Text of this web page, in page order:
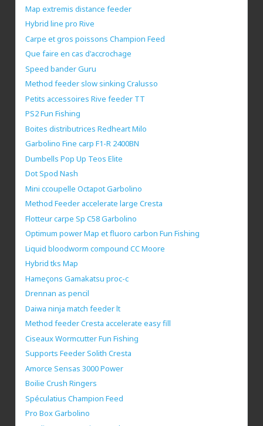
Map extremis distance feeder
Hybrid line pro Rive
Carpe et gros poissons Champion Feed
Que faire en cas d'accrochage
Speed bander Guru
Method feeder slow sinking Cralusso
Petits accessoires Rive feeder TT
PS2 Fun Fishing
Boites distributrices Redheart Milo
Garbolino Fine carp F1-R 2400BN
Dumbells Pop Up Teos Elite
Dot Spod Nash
Mini ccoupelle Octapot Garbolino
Method Feeder accelerate large Cresta
Flotteur carpe Sp C58 Garbolino
Optimum power Map et fluoro carbon Fun Fishing
Liquid bloodworm compound CC Moore
Hybrid tks Map
Hameçons Gamakatsu proc-c
Drennan as pencil
Daiwa ninja match feeder lt
Method feeder Cresta accelerate easy fill
Ciseaux Wormcutter Fun Fishing
Supports Feeder Solith Cresta
Amorce Sensas 3000 Power
Boilie Crush Ringers
Spéculatius Champion Feed
Pro Box Garbolino